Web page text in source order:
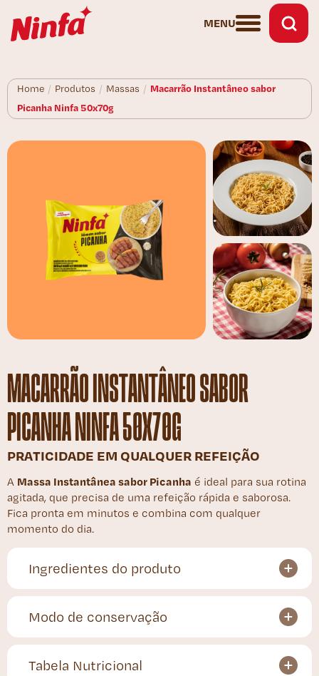
MENU
Home / Produtos / Massas / Macarrão Instantâneo sabor
Picanha Ninfa 50x70g
MACARRÃO INSTANTÂNEO SABOR
PICANHA NINFA 50X70G
PRATICIDADE EM QUALQUER REFEIÇÃO
A Massa Instantânea sabor Picanha é ideal para sua rotina
agitada, que precisa de uma refeição rápida e saborosa.
Fica pronta em minutos e combina com qualquer
momento do dia.
Ingredientes do produto
Modo de conservação
Tabela Nutricional